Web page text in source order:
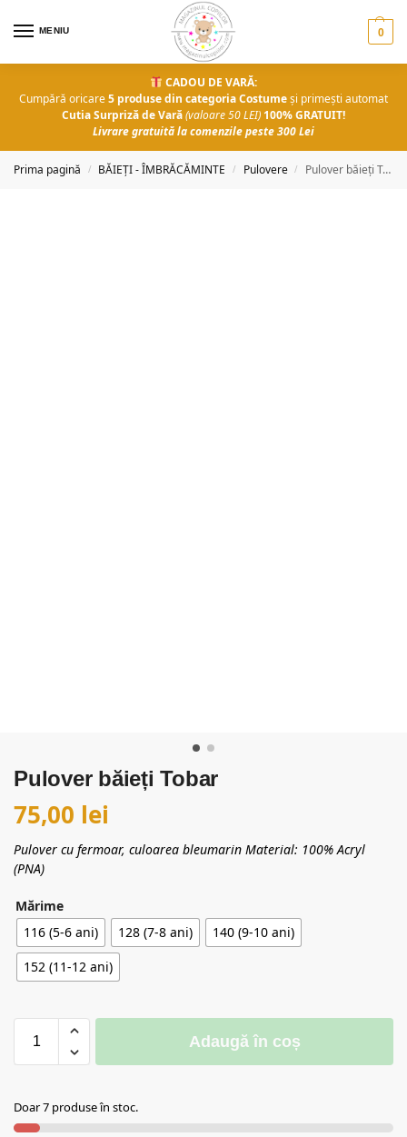
MENIU 0
CADOU DE VARĂ:
Cumpără oricare5 produse din categoria Costumeși primești automat
Cutia Surpriză de Vară(valoare 50 LEI) 100% GRATUIT!
Livrare gratuită la comenzile peste 300 Lei
Prima pagină / BĂIEȚI - ÎMBRĂCĂMINTE / Pulovere / Pulover băieți Tobar
Pulover băieți Tobar
75,00 lei
Pulover cu fermoar, culoarea bleumarin Material: 100% Acryl
(PNA)
Mărime
116 (5-6 ani)
128 (7-8 ani)
140 (9-10 ani)
152 (11-12 ani)
Adaugă în coș
Doar 7 produse în stoc.